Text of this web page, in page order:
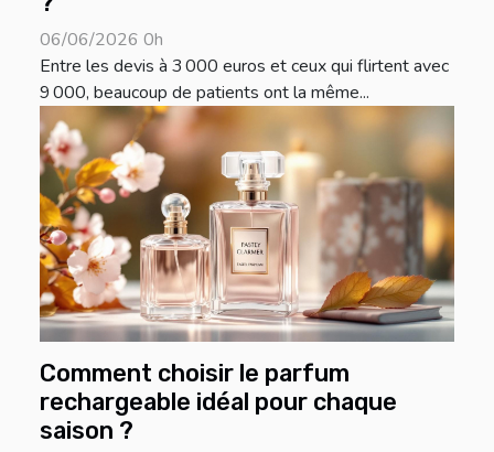
06/06/2026 0h
Entre les devis à 3 000 euros et ceux qui flirtent avec
9 000, beaucoup de patients ont la même...
Comment choisir le parfum
rechargeable idéal pour chaque
saison ?